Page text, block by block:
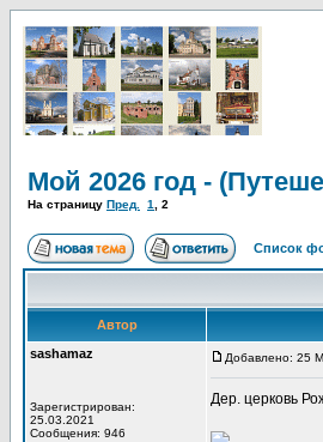
Мой 2026 год -
На страницу Пред. 1 2
Список
Автор
sashamaz
Зарегистрирован:
25.03.2021
Сообщения: 946
Добавлено: 25
Дер. церковь